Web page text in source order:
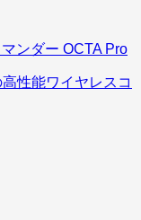
ンダー OCTA Pro
性能ワイヤレスコ